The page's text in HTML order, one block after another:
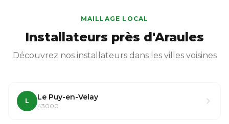
MAILLAGE LOCAL
Installateurs près d'Araules
Découvrez nos installateurs dans les villes voisines
L Le Puy-en-Velay
43000